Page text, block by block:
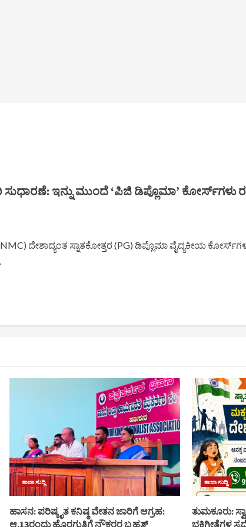
ಸುಧಾರಣೆ: ಇನ್ನು ಮುಂದೆ ‘ಪಿಜಿ ಡಿಪ್ಲೊಮಾ’ ಕೋರ್ಸ್‌ಗಳು
ದೇಶಾದ್ಯಂತ ಸ್ನಾತಕೋತ್ತರ (PG) ಡಿಪ್ಲೊಮಾ ವೈದ್ಯಕೀಯ
ತಾಜಾ ಸುದ್ದಿ
ಹಾಸನ: ಪರಿಷ್ಕೃತ ಕನಿಷ್ಠ ವೇತನ ಜಾರಿಗೆ ಆಗ್ರಹ:
ಆ.13ರಂದು ಹೊರಗುತ್ತಿಗೆ ನೌಕರರ ಬೃಹತ್
ತಾಜಾ ಸುದ್ದಿ
ತುಮಕೂರು:
ಭಕ್ತಿಗೀತೆಗಳ